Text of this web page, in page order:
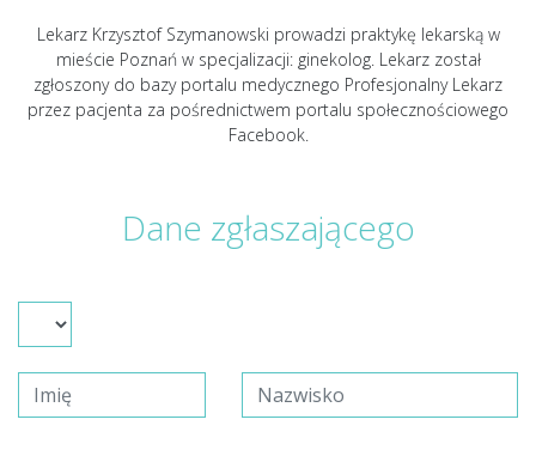
Lekarz Krzysztof Szymanowski prowadzi praktykę lekarską w
mieście Poznań w specjalizacji: ginekolog. Lekarz został
zgłoszony do bazy portalu medycznego Profesjonalny Lekarz
przez pacjenta za pośrednictwem portalu społecznościowego
Facebook.
Dane zgłaszającego